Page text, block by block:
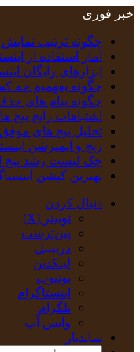
خبر فوری
چگونه ترتیب
آمار استفاده از
ابزارهای رایگان
چگونه بفهمیم چه
چگونه پیام‌ های
اشتباهات رایج پیج
تحلیل پیج‌ های
ریچ و ایمپرشن اینستاگرام چیست؟ 7
چک‌ لیست رشد پیج
بهترین کپشن‌ اینستاگرام؛ ۱۰۰+ متن خاص
دنبال کردن
توییتر (X)
‫پین‌ترست
دریبببل
لینکدین
یوتیوب
اینستاگرام
تلگرام
واتس آپ
سایدبار